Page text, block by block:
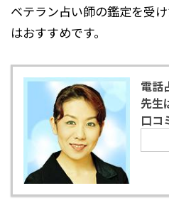
ベテラン占い師の鑑定を受
はおすすめです。
電話
先生
口コ